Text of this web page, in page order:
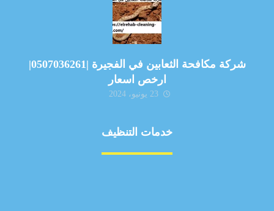
شركة مكافحة الثعابين في الفجيرة |0507036261|
ارخص اسعار
23 يونيو، 2024
خدمات التنظيف